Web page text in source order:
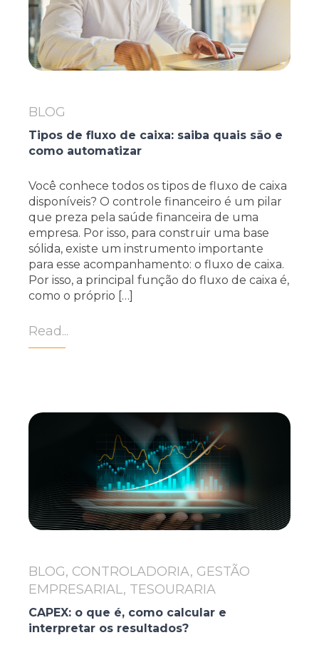
BLOG
Tipos de fluxo de caixa: saiba quais são e
como automatizar
Você conhece todos os tipos de fluxo de caixa
disponíveis? O controle financeiro é um pilar
que preza pela saúde financeira de uma
empresa. Por isso, para construir uma base
sólida, existe um instrumento importante
para esse acompanhamento: o fluxo de caixa.
Por isso, a principal função do fluxo de caixa é,
como o próprio […]
Read...
BLOG, CONTROLADORIA, GESTÃO
EMPRESARIAL, TESOURARIA
CAPEX: o que é, como calcular e
interpretar os resultados?